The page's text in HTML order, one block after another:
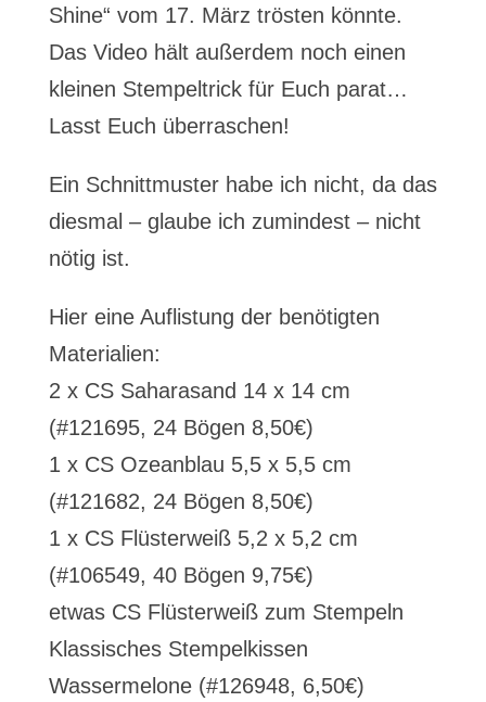
Shine“ vom 17. März trösten könnte.
Das Video hält außerdem noch einen
kleinen Stempeltrick für Euch parat…
Lasst Euch überraschen!
Ein Schnittmuster habe ich nicht, da das
diesmal – glaube ich zumindest – nicht
nötig ist.
Hier eine Auflistung der benötigten
Materialien:
2 x CS Saharasand 14 x 14 cm
(#121695, 24 Bögen 8,50€)
1 x CS Ozeanblau 5,5 x 5,5 cm
(#121682, 24 Bögen 8,50€)
1 x CS Flüsterweiß 5,2 x 5,2 cm
(#106549, 40 Bögen 9,75€)
etwas CS Flüsterweiß zum Stempeln
Klassisches Stempelkissen
Wassermelone (#126948, 6,50€)